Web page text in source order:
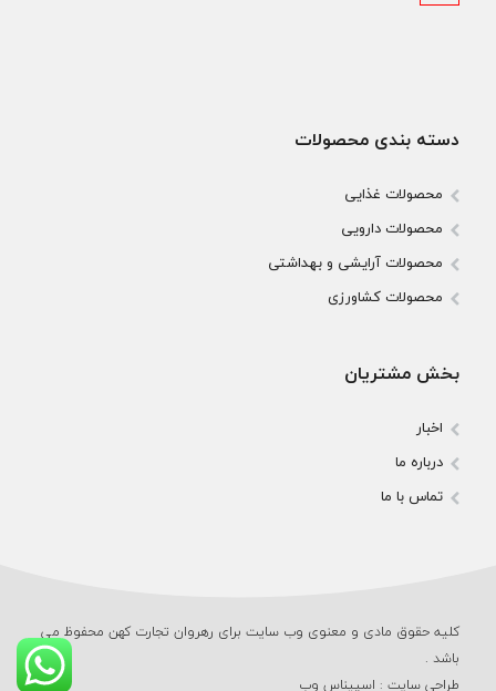
دسته بندی محصولات
محصولات غذایی
محصولات دارویی
محصولات آرایشی و بهداشتی
محصولات کشاورزی
بخش مشتریان
اخبار
درباره ما
تماس با ما
کلیه حقوق مادی و معنوی وب‌ سایت برای رهروان تجارت کهن محفوظ می‌
باشد .
طراحی سایت: اسپیناس وب